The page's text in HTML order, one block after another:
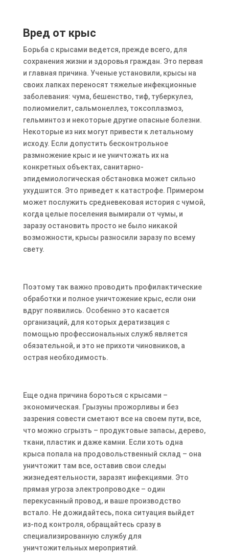
Вред от крыс
Борьба с крысами ведется, прежде всего, для
сохранения жизни и здоровья граждан. Это первая
и главная причина. Ученые установили, крысы на
своих лапках переносят тяжелые инфекционные
заболевания: чума, бешенство, тиф, туберкулез,
полиомиелит, сальмонеллез, токсоплазмоз,
гельминтоз и некоторые другие опасные болезни.
Некоторые из них могут привести к летальному
исходу. Если допустить бесконтрольное
размножение крыс и не уничтожать их на
конкретных объектах, санитарно-
эпидемиологическая обстановка может сильно
ухудшится. Это приведет к катастрофе. Примером
может послужить средневековая история с чумой,
когда целые поселения вымирали от чумы, и
заразу остановить просто не было никакой
возможности, крысы разносили заразу по всему
свету.
Поэтому так важно проводить профилактические
обработки и полное уничтожение крыс, если они
вдруг появились. Особенно это касается
организаций, для которых дератизация с
помощью профессиональных служб является
обязательной, и это не прихоти чиновников, а
острая необходимость.
Еще одна причина бороться с крысами –
экономическая. Грызуны прожорливы и без
зазрения совести сметают все на своем пути, все,
что можно сгрызть – продуктовые запасы, дерево,
ткани, пластик и даже камни. Если хоть одна
крыса попала на продовольственный склад – она
уничтожит там все, оставив свои следы
жизнедеятельности, заразят инфекциями. Это
прямая угроза электропроводке – один
перекусанный провод, и ваше производство
встало. Не дожидайтесь, пока ситуация выйдет
из-под контроля, обращайтесь сразу в
специализированную службу для
уничтожительных мероприятий.